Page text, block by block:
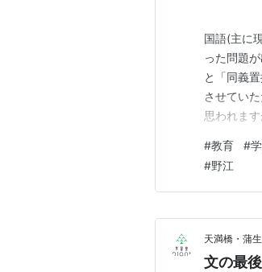
国語(主に
った問題
と「同義
させてい
思われま
優劣を決
ている、
#教育 #
#野江
天満橋・蒲
文の最